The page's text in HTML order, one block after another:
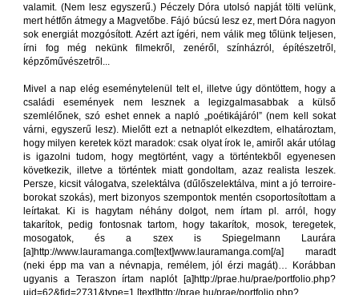
valamit. (Nem lesz egyszerű.) Péczely Dóra utolsó napját tölti velünk,
mert hétfőn átmegy a Magvetőbe. Fájó búcsú lesz ez, mert Dóra nagyon
sok energiát mozgósított. Azért azt ígéri, nem válik meg tőlünk teljesen,
írni fog még nekünk filmekről, zenéről, színházról, építészetről,
képzőművészetről...
Mivel a nap elég eseménytelenül telt el, illetve úgy döntöttem, hogy a
családi események nem lesznek a legizgalmasabbak a külső
szemlélőnek, szó eshet ennek a napló „poétikájáról” (nem kell sokat
várni, egyszerű lesz). Mielőtt ezt a netnaplót elkezdtem, elhatároztam,
hogy milyen keretek közt maradok: csak olyat írok le, amiről akár utólag
is igazolni tudom, hogy megtörtént, vagy a történtekből egyenesen
következik, illetve a történtek miatt gondoltam, azaz realista leszek.
Persze, kicsit válogatva, szelektálva (dűlőszelektálva, mint a jó terroire-
borokat szokás), mert bizonyos szempontok mentén csoportosítottam a
leírtakat. Ki is hagytam néhány dolgot, nem írtam pl. arról, hogy
takarítok, pedig fontosnak tartom, hogy takarítok, mosok, teregetek,
mosogatok, és a szex is Spiegelmann Laurára
[a]http://www.lauramanga.com[text]www.lauramanga.com[/a] maradt
(neki épp ma van a névnapja, remélem, jól érzi magát)… Korábban
ugyanis a Teraszon írtam naplót [a]http://prae.hu/prae/portfolio.php?
uid=62&fid=2731&type=1,[text]http://prae.hu/prae/portfolio.php?